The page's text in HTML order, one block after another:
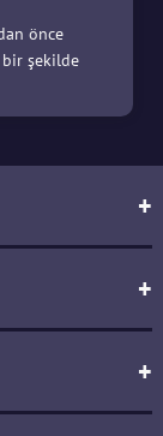
önce
şekilde
+
+
+